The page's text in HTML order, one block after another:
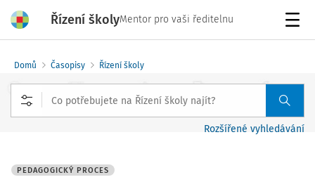
Řízení školyMentor pro vaši ředitelnu
Domů Časopisy Řízení školy
Rozšířené vyhledávání
PEDAGOGICKÝ PROCES